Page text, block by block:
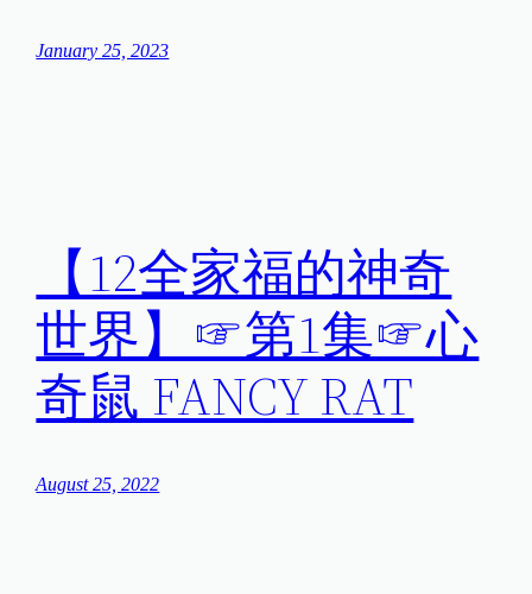
January 25, 2023
【12全家福的神奇
世界】☞第1集☞心
奇鼠 FANCY RAT
August 25, 2022